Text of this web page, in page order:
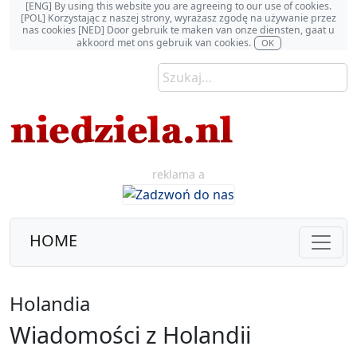
[ENG] By using this website you are agreeing to our use of cookies.
[POL] Korzystając z naszej strony, wyrażasz zgodę na używanie przez
nas cookies [NED] Door gebruik te maken van onze diensten, gaat u
akkoord met ons gebruik van cookies.
OK
reklama a
HOME
Holandia
Wiadomości z Holandii